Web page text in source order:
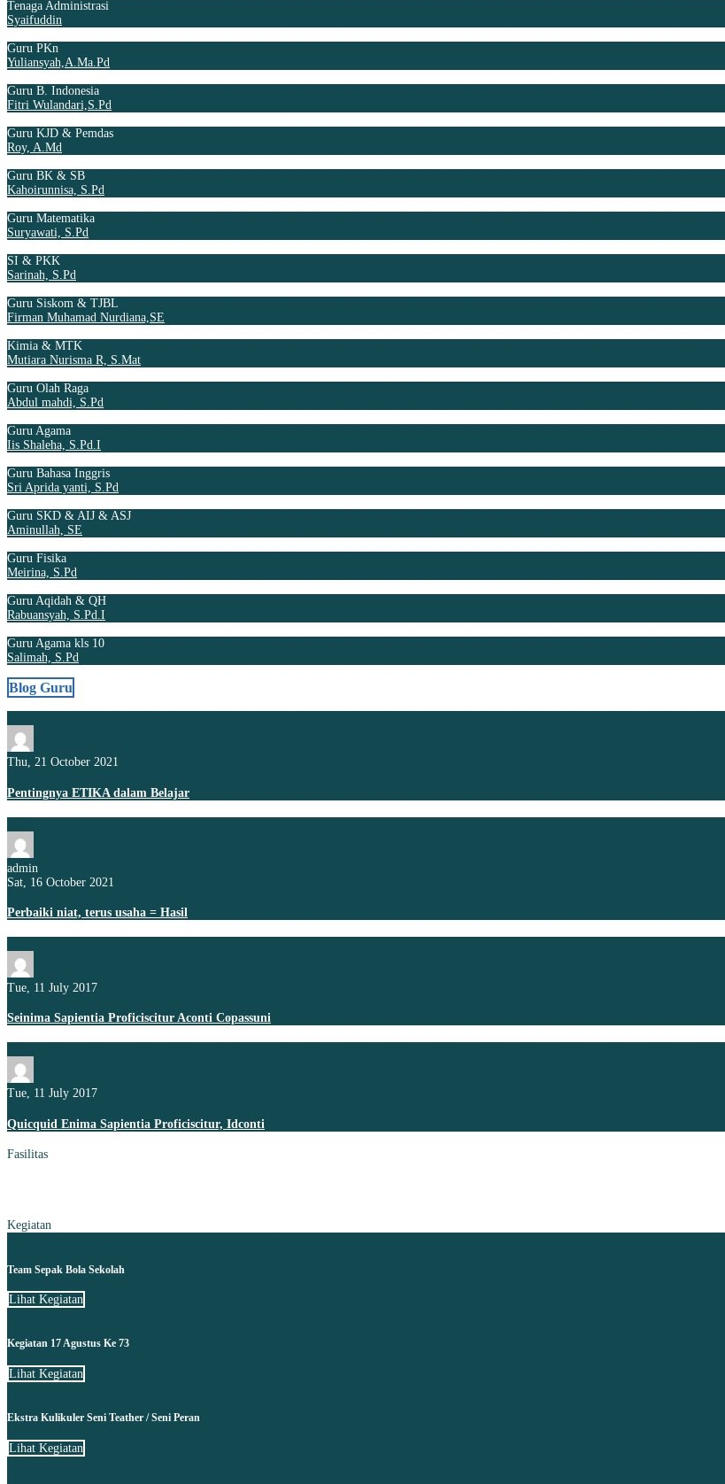
Tenaga Administrasi
Syaifuddin
Guru PKn
Yuliansyah,A.Ma.Pd
Guru B. Indonesia
Fitri Wulandari,S.Pd
Guru KJD & Pemdas
Roy, A.Md
Guru BK & SB
Kahoirunnisa, S.Pd
Guru Matematika
Suryawati, S.Pd
SI & PKK
Sarinah, S.Pd
Guru Siskom & TJBL
Firman Muhamad Nurdiana,SE
Kimia & MTK
Mutiara Nurisma R, S.Mat
Guru Olah Raga
Abdul mahdi, S.Pd
Guru Agama
Iis Shaleha, S.Pd.I
Guru Bahasa Inggris
Sri Aprida yanti, S.Pd
Guru SKD & AIJ & ASJ
Aminullah, SE
Guru Fisika
Meirina, S.Pd
Guru Aqidah & QH
Rabuansyah, S.Pd.I
Guru Agama kls 10
Salimah, S.Pd
Blog Guru
Thu, 21 October 2021
Pentingnya ETIKA dalam Belajar
admin
Sat, 16 October 2021
Perbaiki niat, terus usaha = Hasil
Tue, 11 July 2017
Seinima Sapientia Proficiscitur Aconti Copassuni
Tue, 11 July 2017
Quicquid Enima Sapientia Proficiscitur, Idconti
Fasilitas
Kegiatan
Team Sepak Bola Sekolah
Lihat Kegiatan
Kegiatan 17 Agustus Ke 73
Lihat Kegiatan
Ekstra Kulikuler Seni Teather / Seni Peran
Lihat Kegiatan